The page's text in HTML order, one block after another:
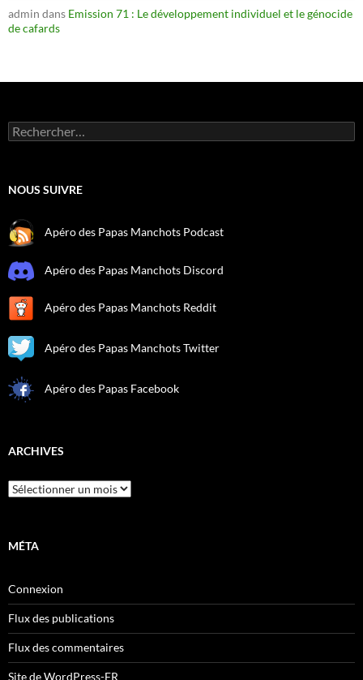
admin dans Emission 71 : Le développement individuel et le génocide
de cafards
Rechercher :
NOUS SUIVRE
Apéro des Papas Manchots Podcast
Apéro des Papas Manchots Discord
Apéro des Papas Manchots Reddit
Apéro des Papas Manchots Twitter
Apéro des Papas Facebook
ARCHIVES
Archives
MÉTA
Connexion
Flux des publications
Flux des commentaires
Site de WordPress-FR